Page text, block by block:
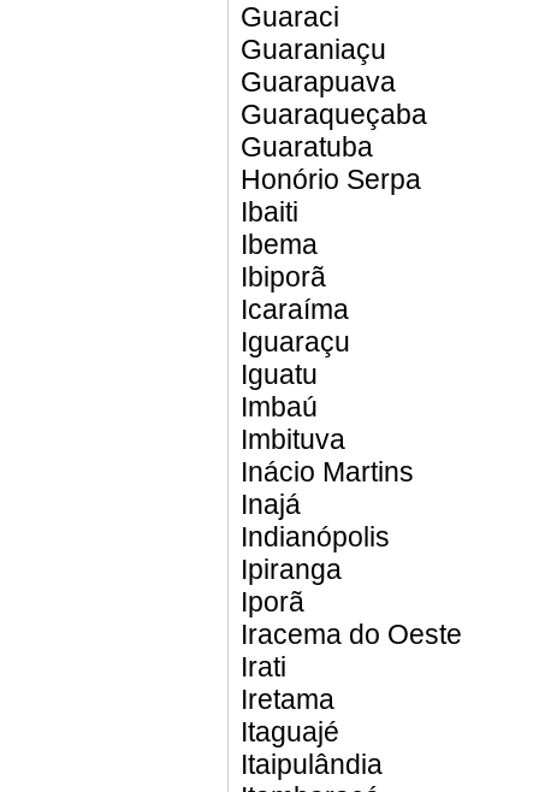
Guaraci
Guaraniaçu
Guarapuava
Guaraqueçaba
Guaratuba
Honório Serpa
Ibaiti
Ibema
Ibiporã
Icaraíma
Iguaraçu
Iguatu
Imbaú
Imbituva
Inácio Martins
Inajá
Indianópolis
Ipiranga
Iporã
Iracema do Oeste
Irati
Iretama
Itaguajé
Itaipulândia